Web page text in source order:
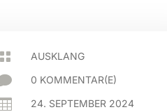
 AUSKLANG
0 KOMMENTAR(E)
24. SEPTEMBER 2024